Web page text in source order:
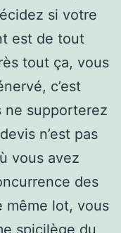
si votre
est de tout
tout ça, vous
c’est
ne supporterez
n’est pas
vous avez
des
même lot, vous
spicilège du